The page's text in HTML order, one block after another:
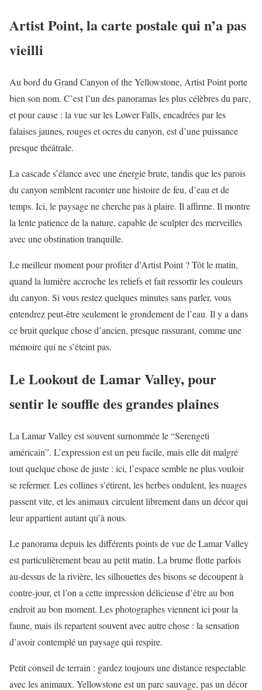
Artist Point, la carte postale qui n’a pas
vieilli
Au bord du Grand Canyon of the Yellowstone, Artist Point porte
bien son nom. C’est l’un des panoramas les plus célèbres du parc,
et pour cause : la vue sur les Lower Falls, encadrées par les
falaises jaunes, rouges et ocres du canyon, est d’une puissance
presque théâtrale.
La cascade s’élance avec une énergie brute, tandis que les parois
du canyon semblent raconter une histoire de feu, d’eau et de
temps. Ici, le paysage ne cherche pas à plaire. Il affirme. Il montre
la lente patience de la nature, capable de sculpter des merveilles
avec une obstination tranquille.
Le meilleur moment pour profiter d’Artist Point ? Tôt le matin,
quand la lumière accroche les reliefs et fait ressortir les couleurs
du canyon. Si vous restez quelques minutes sans parler, vous
entendrez peut-être seulement le grondement de l’eau. Il y a dans
ce bruit quelque chose d’ancien, presque rassurant, comme une
mémoire qui ne s’éteint pas.
Le Lookout de Lamar Valley, pour
sentir le souffle des grandes plaines
La Lamar Valley est souvent surnommée le “Serengeti
américain”. L’expression est un peu facile, mais elle dit malgré
tout quelque chose de juste : ici, l’espace semble ne plus vouloir
se refermer. Les collines s’étirent, les herbes ondulent, les nuages
passent vite, et les animaux circulent librement dans un décor qui
leur appartient autant qu’à nous.
Le panorama depuis les différents points de vue de Lamar Valley
est particulièrement beau au petit matin. La brume flotte parfois
au-dessus de la rivière, les silhouettes des bisons se découpent à
contre-jour, et l’on a cette impression délicieuse d’être au bon
endroit au bon moment. Les photographes viennent ici pour la
faune, mais ils repartent souvent avec autre chose : la sensation
d’avoir contemplé un paysage qui respire.
Petit conseil de terrain : gardez toujours une distance respectable
avec les animaux. Yellowstone est un parc sauvage, pas un décor